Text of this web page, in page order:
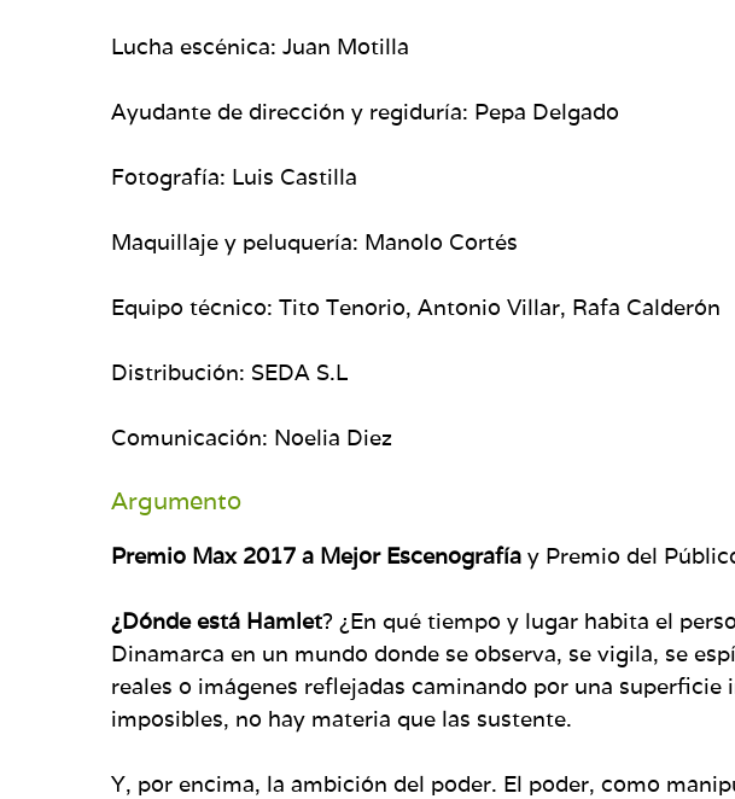
Lucha escénica: Juan Motilla
Ayudante de dirección y regiduría: Pepa Delgado
Fotografía: Luis Castilla
Maquillaje y peluquería: Manolo Cortés
Equipo técnico: Tito Tenorio, Antonio Villar, Rafa Calderón
Distribución: SEDA S.L
Comunicación: Noelia Diez
Argumento
Premio Max 2017 a Mejor Escenografía y Premio del
¿Dónde está Hamlet? ¿En qué tiempo y lugar habita el
Dinamarca en un mundo donde se observa, se vigila, se
reales o imágenes reflejadas caminando por una
imposibles, no hay materia que las sustente.
Y, por encima, la ambición del poder. El poder, como